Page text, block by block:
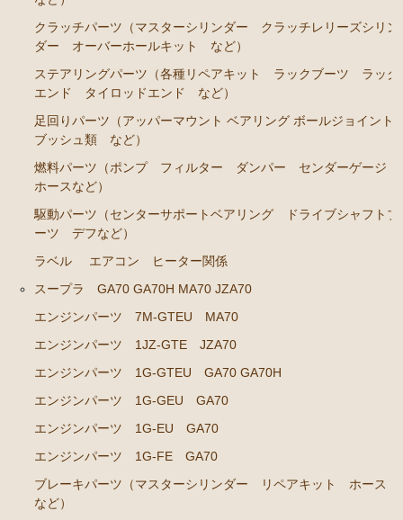
マークⅡ クレスタ チェイサー JZX100 JZX101 JZX105
GX100 GX105
エンジンパーツ 2JZ-GE JZX101
エンジンパーツ 1G-FE GX100
クラッチパーツ（マスターシリンダー クラッチレリ
クラウン GS110 MS110 MS112
エンジンパーツ 5M-GEU
エンジンパーツ 5Ｍ-EU
エンジンパーツ M-TEU
エンジンパーツ M-EU
エンジンパーツ 1G-EU
エンジンパーツ（マウント 他）
ブレーキパーツ（マスターシリンダー リペアキッ
ト ホース など）
クラッチパーツ（マスターシリンダー クラッチレリ
ーズシリンダー オーバーホールキット など）
ステアリングパーツ（ピットマンアーム アイドラー
クラッチパーツ（マスターシリンダー クラッチレリーズシリン
ダー オーバーホールキット など）
ステアリングパーツ（各種リペアキット ラックブーツ ラック
エンド タイロッドエンド など）
足回りパーツ（アッパーマウント ベアリング ボールジョイント
ブッシュ類 など）
燃料パーツ（ポンプ フィルター ダンパー センダーゲージ
ホースなど）
駆動パーツ（センターサポートベアリング ドライブシャフトブ
ーツ デフなど）
ラベル
エアコン ヒーター関係
スープラ GA70 GA70H MA70 JZA70
エンジンパーツ 7M-GTEU MA70
エンジンパーツ 1JZ-GTE JZA70
エンジンパーツ 1G-GTEU GA70 GA70H
エンジンパーツ 1G-GEU GA70
エンジンパーツ 1G-EU GA70
エンジンパーツ 1G-FE GA70
ブレーキパーツ（マスターシリンダー リペアキット ホース
など）